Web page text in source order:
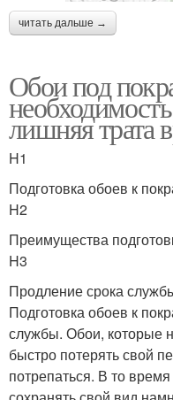
читать дальше →
Обои под
лишняя трата
H1
Подготовка обоев к
H2
Преимущества
H3
Продление срока
Подготовка обоев к
службы. Обои, которые
быстро потерять свой
потрепаться. В то